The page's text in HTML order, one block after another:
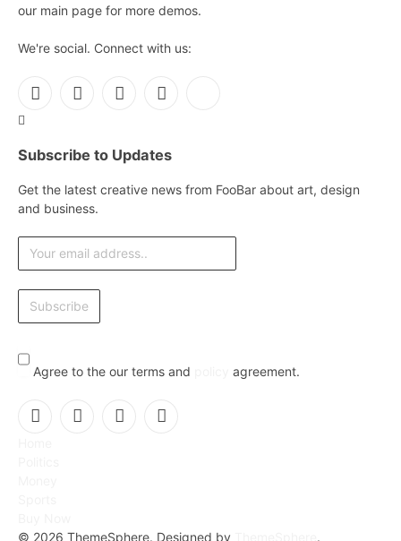
our main page for more demos.
We're social. Connect with us:
Facebook
X
InstagramPinterest
Subscribe to Updates
Get the latest creative news from FooBar about art, design
and business.
Agree to the our terms and agreement.
Facebook
X
InstagramPinterest
© 2026 ThemeSphere. Designed by
.